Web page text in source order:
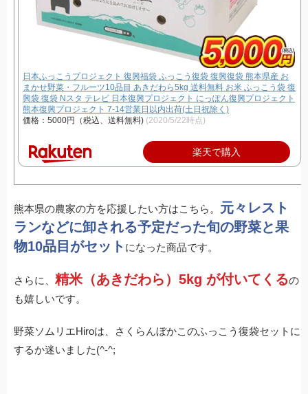
日本ふっこうプロジェクト 復興福袋 ふっこう復袋 復興復袋 熊本県産 お
まかせ野菜・フルーツ10品目 あきだわら5kg 送料無料 お米 ふっこう袋 復
興袋 復袋 Nスタ テレビ 日本復興プロジェクト にっぽん復興プロジェクト
熊本復興プロジェクト 7-14営業日以内出荷(土日祝除く)
価格：5000円（税込、送料無料) (2020/5/22時点)
楽天で購入
熊本県の農家の方を応援したい方はこちら。 元々レスト
ランなどに卸される予定だった旬の野菜と果
物10品目がセット になった商品です。
さらに、 精米（あきだわら）5kg が付いてくるの
も嬉しいです。
野菜ソムリエHiroは、さくらんぼかこのふっこう復袋セットに
するか迷いました(^-^;